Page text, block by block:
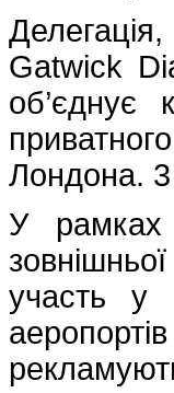
Gatwick
об’єднує
Лондона. 3
У рамках
участь у